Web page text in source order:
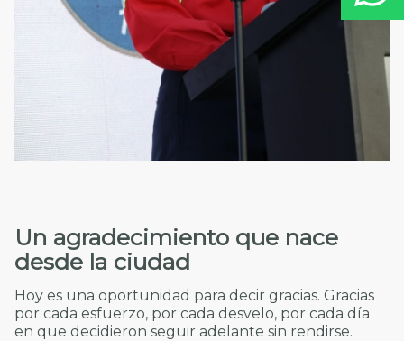
Un agradecimiento que nace
desde la ciudad
Hoy es una oportunidad para decir gracias. Gracias
por cada esfuerzo, por cada desvelo, por cada día
en que decidieron seguir adelante sin rendirse.